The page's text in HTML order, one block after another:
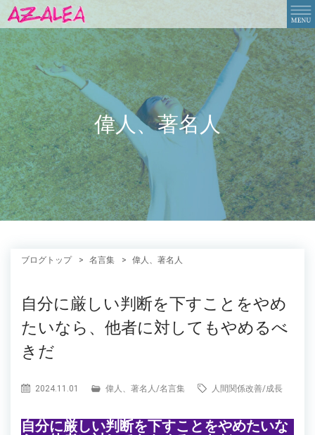
偉人、著名人
ブログトップ 名言集 偉人、著名人
自分に厳しい判断を下すことをやめ
たいなら、他者に対してもやめるべ
きだ
2024.11.01 偉人、著名人 /名言集 人間関係改善/成長
自分に厳しい判断を下すことをやめたいな